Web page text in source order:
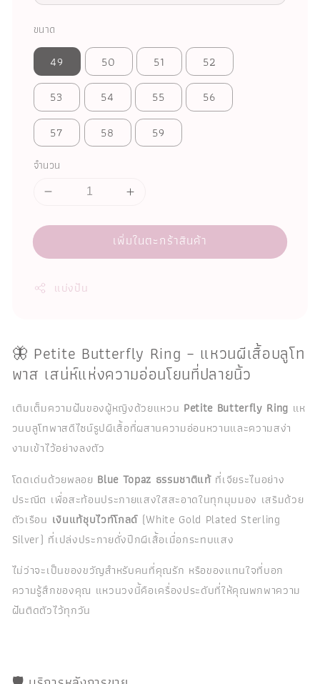
ขนาด
49 50 51
52
53
54 55
56
57
58 59
จำนวน
เพิ่มในตะกร้าสินค้า
แบ่งปัน
🦋 Petite Butterfly Ring – แหวนผีเสื้อบลูโท
พาส เสน่ห์แห่งความอ่อนโยนที่ปลายนิ้ว
เติมเต็มความฝันของผู้หญิงด้วยแหวน Petite Butterfly Ring แห
วนบลูโทพาสดีไซน์รูปผีเสื้อที่ผสานความอ่อนหวานและความสง่า
งามเข้าไว้อย่างลงตัว
โดดเด่นด้วยพลอย Blue Topaz ธรรมชาติแท้ที่เจียระไนอย่าง
ประณีต เพื่อสะท้อนประกายแสงใสสะอาดในทุกมุมมอง เสริมด้วย
ตัวเรือน เงินแท้ชุบไวท์โกลด์(White Gold Plated Sterling
Silver) ที่เปล่งประกายดั่งปีกผีเสื้อเมื่อกระทบแสง
ไม่ว่าจะเป็นของขวัญสำหรับคนที่คุณรัก หรือของแทนใจที่บอก
ความรู้สึกของคุณ แหวนวงนี้คือเครื่องประดับที่ให้คุณพกพาความ
ฝันติดตัวไว้ทุกวัน